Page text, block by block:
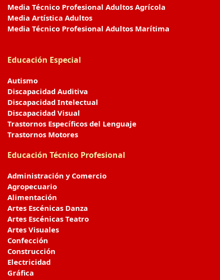
Media Técnico Profesional Adultos Agrícola
Media Artística Adultos
Media Técnico Profesional Adultos Marítima
Educación Especial
Autismo
Discapacidad Auditiva
Discapacidad Intelectual
Discapacidad Visual
Trastornos Específicos del Lenguaje
Trastornos Motores
Educación Técnico Profesional
Administración y Comercio
Agropecuario
Alimentación
Artes Escénicas Danza
Artes Escénicas Teatro
Artes Visuales
Confección
Construcción
Electricidad
Gráfica